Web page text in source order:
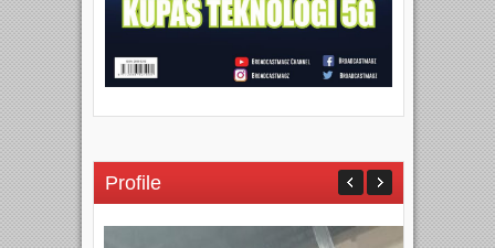
Profile